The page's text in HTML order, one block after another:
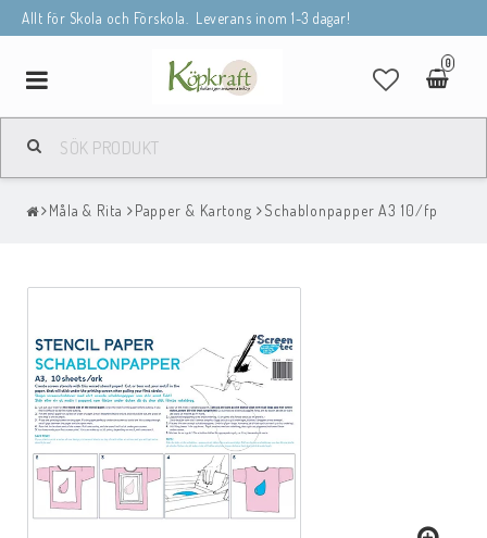
Allt för Skola och Förskola. Leverans inom 1-3 dagar!
0
Toggle
navigation
Måla & Rita Papper & Kartong Schablonpapper A3 10/fp